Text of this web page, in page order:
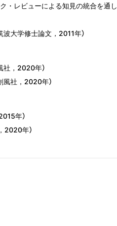
・レビューによる知見の統合を通し
大学修士論文，2011年）
社，2020年）
風社，2020年）
年）
2020年）